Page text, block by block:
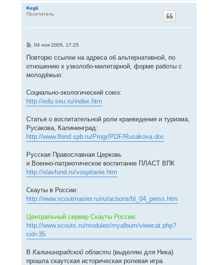
Kegli
Посетитель
С
о
щ
е
е
04 ноя 2005, 17:25
Повторю ссылки на адреса об альтернативной, по
отношению к узколобо-милитарной, форме работы с
молодёжью:
Cоциально-экологический союз:
http://edu.seu.ru/index.htm
Статья о воспитательной роли краеведения и туризма,
Русакова, Калининград:
http://www.lfond.spb.ru/Progr/PDF/Rusakova.doc
Русская Православная Церковь
и Военно-патриотическое воспитание ПЛАСТ ВПК
http://slavfond.ru/vospitanie.htm
Скауты в России:
http://www.scoutmaster.ru/ru/actions/bl_04_press.htm
Центральный сервер Скауты России:
http://www.scouts.ru/modules/myalbum/viewcat.php?
cid=35
В Калининградской области(выделяю для Ника)
прошла скаутская историческая ролевая игра